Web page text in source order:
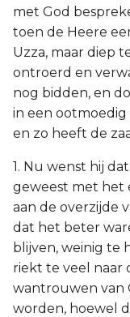
met God
toen de Heere
Uzza, maar diep
ontroerd en
nog bidden, en
in een
en zo heeft de
1. Nu wenst hij
geweest met het
aan de overzijde
dat het beter
blijven, weinig te
riekt te veel naar
wantrouwen van
worden, hoewel